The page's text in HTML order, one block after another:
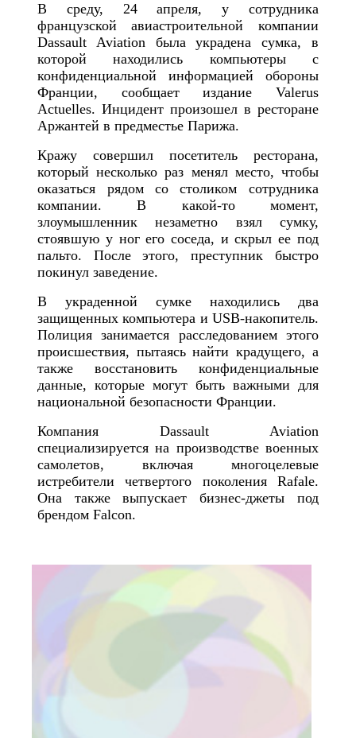
В среду, 24 апреля, у сотрудника
французской авиастроительной компании
Dassault Aviation была украдена сумка, в
которой находились компьютеры с
конфиденциальной информацией обороны
Франции, сообщает издание Valerus
Actuelles. Инцидент произошел в ресторане
Аржантей в предместье Парижа.
Кражу совершил посетитель ресторана,
который несколько раз менял место, чтобы
оказаться рядом со столиком сотрудника
компании. В какой-то момент,
злоумышленник незаметно взял сумку,
стоявшую у ног его соседа, и скрыл ее под
пальто. После этого, преступник быстро
покинул заведение.
В украденной сумке находились два
защищенных компьютера и USB-накопитель.
Полиция занимается расследованием этого
происшествия, пытаясь найти крадущего, а
также восстановить конфиденциальные
данные, которые могут быть важными для
национальной безопасности Франции.
Компания Dassault Aviation
специализируется на производстве военных
самолетов, включая многоцелевые
истребители четвертого поколения Rafale.
Она также выпускает бизнес-джеты под
брендом Falcon.